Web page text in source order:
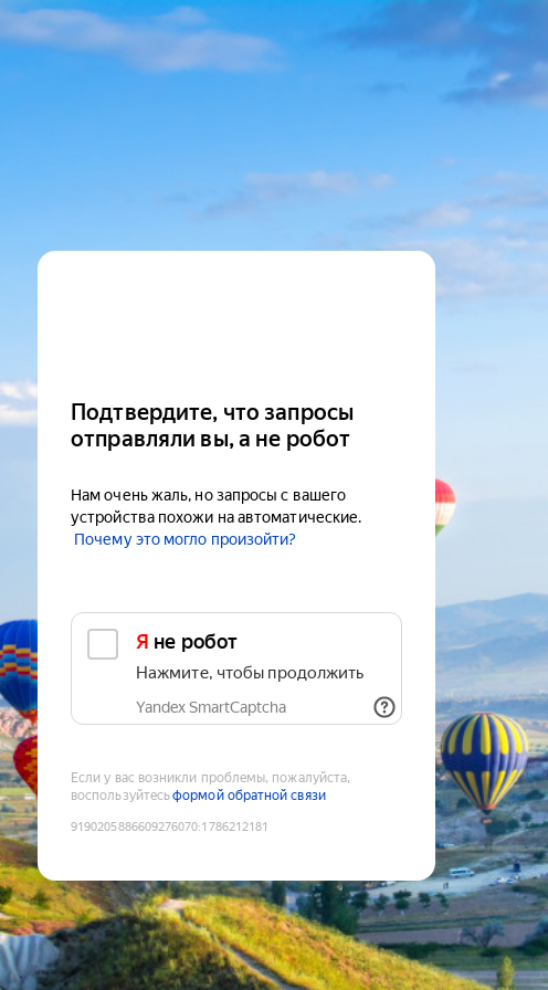
Подтвердите, что запросы
отправляли вы, а не робот
Нам очень жаль, но запросы с вашего
устройства похожи на автоматические.
Почему это могло произойти?
Я не робот
Нажмите, чтобы продолжить
Yandex SmartCaptcha
Если у вас возникли проблемы, пожалуйста,
воспользуйтесьформой обратной связи
9190205886609276070:1786212181